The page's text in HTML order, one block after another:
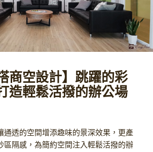
商空設計】跳躍的彩
造輕鬆活撥的辦公場
通透的空間增添趣味的景深效果，更產
區隔感，為簡約空間注入輕鬆活撥的辦